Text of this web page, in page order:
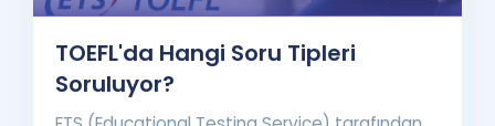
TOEFL'da Hangi Soru Tipleri
Soruluyor?